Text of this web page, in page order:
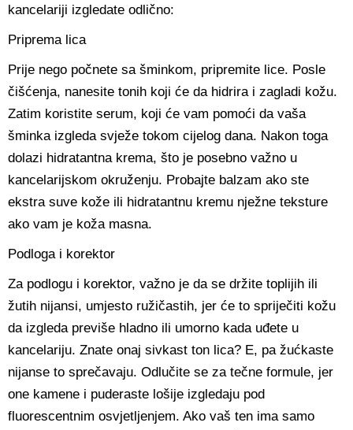
kancelariji izgledate odlično:
Priprema lica
Prije nego počnete sa šminkom, pripremite lice. Posle
čišćenja, nanesite tonih koji će da hidrira i zagladi kožu.
Zatim koristite serum, koji će vam pomoći da vaša
šminka izgleda svježe tokom cijelog dana. Nakon toga
dolazi hidratantna krema, što je posebno važno u
kancelarijskom okruženju. Probajte balzam ako ste
ekstra suve kože ili hidratantnu kremu nježne teksture
ako vam je koža masna.
Podloga i korektor
Za podlogu i korektor, važno je da se držite toplijih ili
žutih nijansi, umjesto ružičastih, jer će to spriječiti kožu
da izgleda previše hladno ili umorno kada uđete u
kancelariju. Znate onaj sivkast ton lica? E, pa žućkaste
nijanse to sprečavaju. Odlučite se za tečne formule, jer
one kamene i puderaste lošije izgledaju pod
fluorescentnim osvjetljenjem. Ako vaš ten ima samo